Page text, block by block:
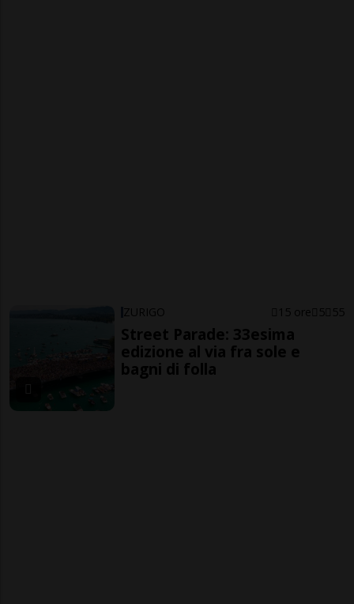
ZURIGO 15 ore 5 55
Street Parade: 33esima
edizione al via fra sole e
bagni di folla